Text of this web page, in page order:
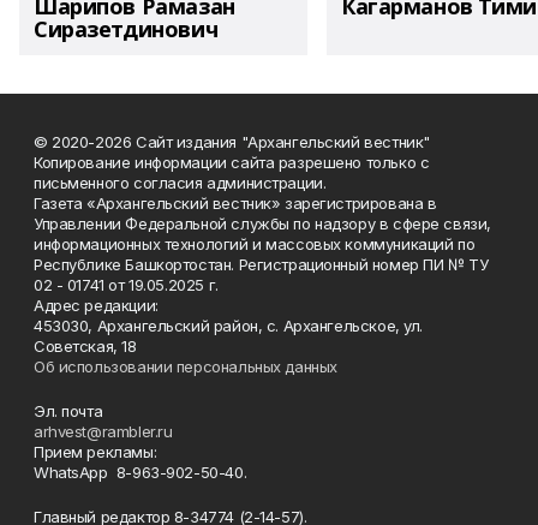
Шарипов Рамазан
Сиразетдинович
Кагарманов
© 2020-2026 Сайт издания "Архангельский вестник"
Копирование информации сайта разрешено только с
письменного согласия администрации.
Газета «Архангельский вестник» зарегистрирована в
Управлении Федеральной службы по надзору в сфере связи,
информационных технологий и массовых коммуникаций по
Республике Башкортостан. Регистрационный номер ПИ № ТУ
02 - 01741 от 19.05.2025 г.
Адрес редакции:
453030, Архангельский район, с. Архангельское, ул.
Советская, 18
Об использовании персональных данных
Эл. почта
arhvest@rambler.ru
Прием рекламы:
WhatsApp 8-963-902-50-40.
Главный редактор 8-34774 (2-14-57).